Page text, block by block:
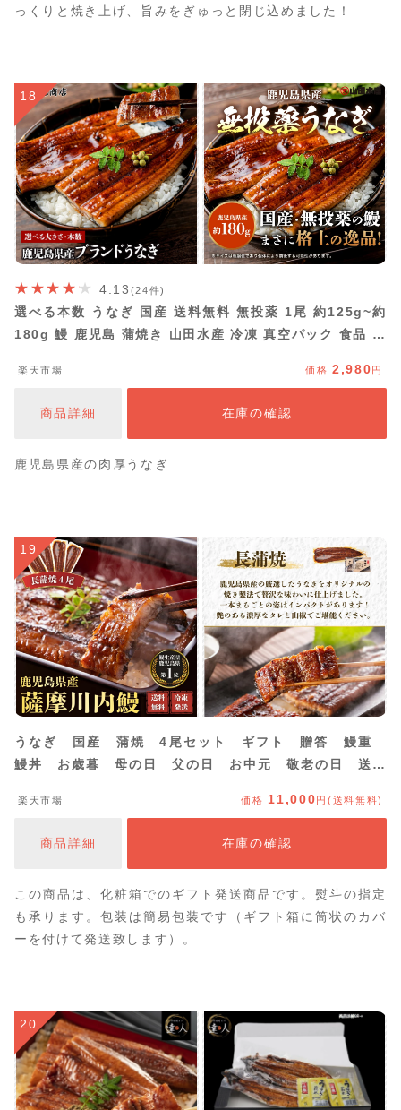
っくりと焼き上げ、旨みをぎゅっと閉じ込めました！
18
4.13 (24件)
選べる本数 うなぎ 国産 送料無料 無投薬 1尾 約125g~約
180g 鰻 鹿児島 蒲焼き 山田水産 冷凍 真空パック 食品 夏
楽天市場 価格 2,980円
商品詳細 在庫の確認
鹿児島県産の肉厚うなぎ
19
うなぎ 国産 蒲焼 4尾セット ギフト 贈答 鰻重
鰻丼 お歳暮 母の日 父の日 お中元 敬老の日 送料
楽天市場 価格 11,000 円(送料無料)
商品詳細 在庫の確認
この商品は、化粧箱でのギフト発送商品です。熨斗の指定
も承ります。包装は簡易包装です（ギフト箱に筒状のカバ
ーを付けて発送致します）。
20